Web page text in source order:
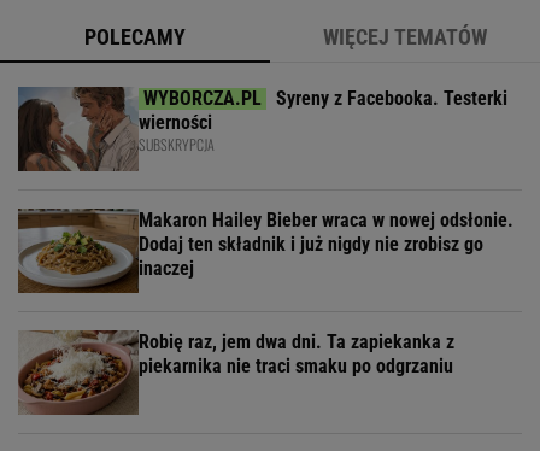
POLECAMY WIĘCEJ TEMATÓW
Syreny z Facebooka. Testerki
wierności
SUBSKRYPCJA
Makaron Hailey Bieber wraca w nowej odsłonie.
Dodaj ten składnik i już nigdy nie zrobisz go
inaczej
Robię raz, jem dwa dni. Ta zapiekanka z
piekarnika nie traci smaku po odgrzaniu